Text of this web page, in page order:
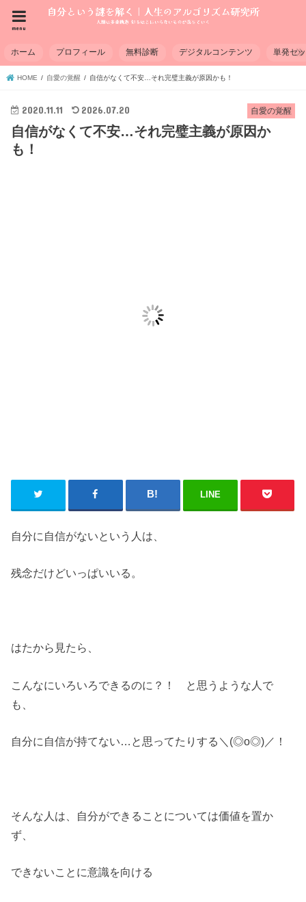
menu
ホーム プロフィール 無料診断 デジタルコンテンツ 単発セ
HOME 自愛の覚醒 自信がなくて不安…それ完璧主義が原因かも！
自愛の覚醒
2020.11.11 2026.07.20
自信がなくて不安…それ完璧主義が原因か
も！
LINE
自分に自信がないという人は、
残念だけどいっぱいいる。
はたから見たら、
こんなにいろいろできるのに？！ と思うような人で
も、
自分に自信が持てない…と思ってたりする＼(◎o◎)／！
そんな人は、自分ができることについては価値を置か
ず、
できないことに意識を向ける